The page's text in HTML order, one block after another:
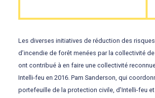
Les diverses initiatives de réduction des risques
d’incendie de forêt menées par la collectivité
ont contribué à en faire une collectivité
Intelli-feu en 2016. Pam Sanderson, qui
portefeuille de la protection civile, d’Intelli-feu